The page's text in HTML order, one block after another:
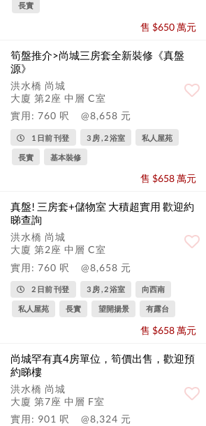
長實
售 $650 萬元
筍盤推介>尚城三房套全新裝修《真盤
源》
洪水橋 尚城
大廈 第2座 中層 C室
實用: 760 呎
@8,658 元
1 日前 刊登 3 房 , 2 浴室 私人屋苑
長實 基本裝修
售 $658 萬元
真盤! 三房套+儲物室 大積超實用 歡迎約
睇查詢
洪水橋 尚城
大廈 第2座 中層 C室
實用: 760 呎
@8,658 元
2 日前 刊登 3 房 , 2 浴室 向西南
私人屋苑 長實 望開揚景 有露台
售 $658 萬元
尚城罕有真4房單位，筍價出售，歡迎預
約睇樓
洪水橋 尚城
大廈 第7座 中層 F室
實用: 901 呎
@8,324 元